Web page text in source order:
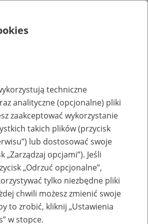
lub
zakładów pracy
techniczne
analityczne (opcjonalne) pliki
zaakceptować wykorzystanie
takich plików (przycisk
lub dostosować swoje
„Zarządzaj opcjami”). Jeśli
„Odrzuć opcjonalne”,
tylko niezbędne pliki
chwili możesz zmienić swoje
to zrobić, kliknij „Ustawienia
w stopce.